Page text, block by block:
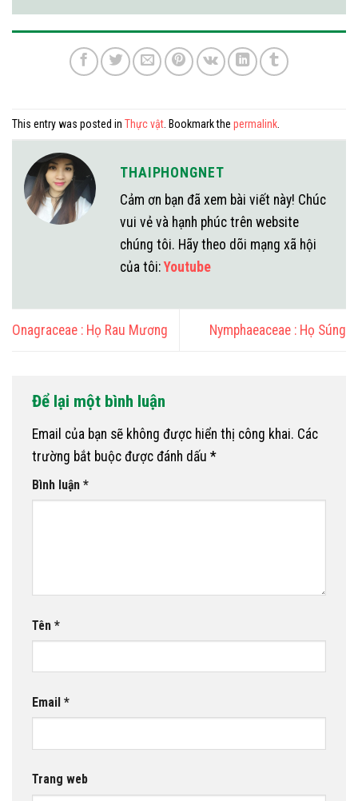
This entry was posted in Thực vật . Bookmark the permalink
THAIPHONGNET
Cảm ơn bạn đã xem bài viết này! Chúc
vui vẻ và hạnh phúc trên website
chúng tôi. Hãy theo dõi mạng xã hội
của tôi:Youtube
Onagraceae : Họ Rau Mương Nymphaeaceae : Họ Súng
Để lại một bình luận
Email của bạn sẽ không được hiển thị công khai. Các
trường bắt buộc được đánh dấu *
Bình luận *
Tên *
Email *
Trang web